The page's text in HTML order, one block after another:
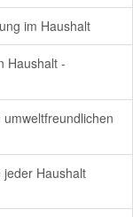
im Haushalt
Haushalt -
jeder Haushalt